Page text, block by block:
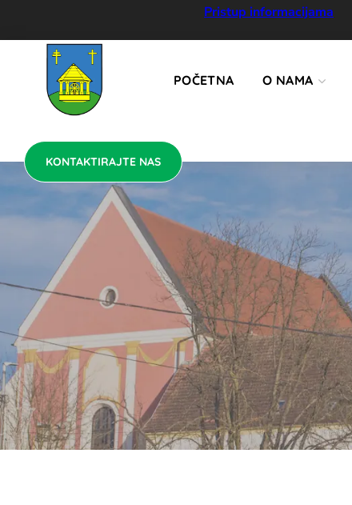
Pristup informacijama
POČETNA O NAMA
KONTAKTIRAJTE NAS